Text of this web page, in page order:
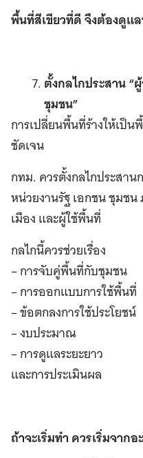
พื้นที่สีเขียวที่ดี จึงต้องดูแ
ตั้งกลไกประสาน “
ชุมชน”
การเปลี่ยนพื้นที่ร้างให้เป็
ชัดเจน
กทม. ควรตั้งกลไกประสาน
หน่วยงานรัฐ เอกชน ชุมช
เมือง และผู้ใช้พื้นที่
กลไกนี้ควรช่วยเรื่อง
– การจับคู่พื้นที่กับชุมชน
– การออกแบบการใช้พื้นที่
– ข้อตกลงการใช้ประโยชน์
– งบประมาณ
– การดูแลระยะยาว
และการประเมินผล
ถ้าจะเริ่มทำ ควรเริ่มจากอ